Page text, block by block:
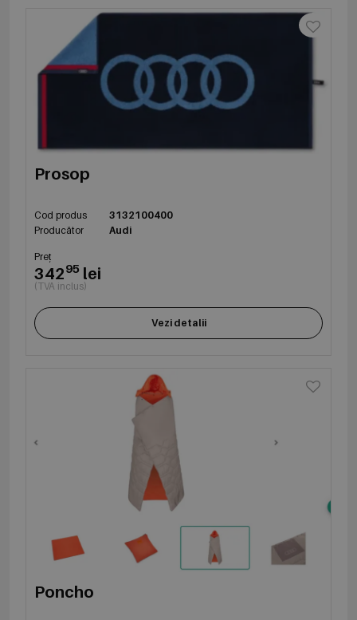
Prosop
Cod produs
3132100400
Producător
Audi
Preț
34295 lei
(TVA inclus)
Vezi detalii
Poncho